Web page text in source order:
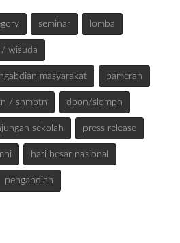
seminar lomba
wisuda
masyarakat pameran
/ snmptn dbon/slompn
sekolah press release
hari besar nasional
pengabdian